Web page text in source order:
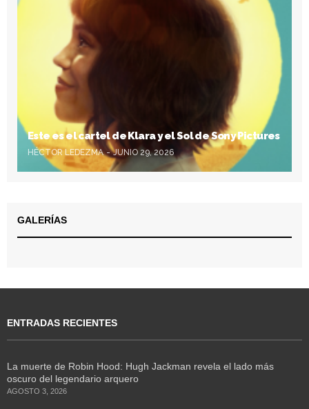
Este es el cartel de Klara y el Sol de Sony Pictures
HÉCTOR LEDEZMA JUNIO 29, 2026
GALERÍAS
ENTRADAS RECIENTES
La muerte de Robin Hood: Hugh Jackman revela el lado más
oscuro del legendario arquero
AGOSTO 3, 2026